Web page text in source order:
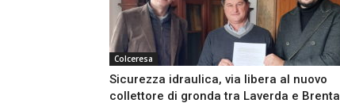
Colceresa
Sicurezza idraulica, via libera al nuovo
collettore di gronda tra Laverda e Brenta